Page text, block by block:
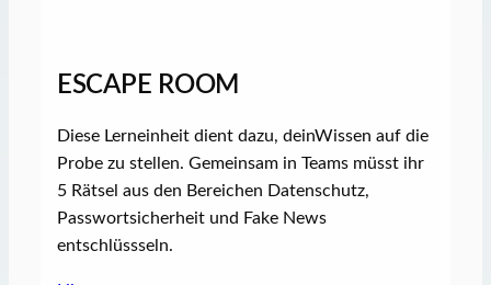
ESCAPE ROOM
Diese Lerneinheit dient dazu, deinWissen auf die
Probe zu stellen. Gemeinsam in Teams müsst ihr
5 Rätsel aus den Bereichen Datenschutz,
Passwortsicherheit und Fake News
entschlüssseln.